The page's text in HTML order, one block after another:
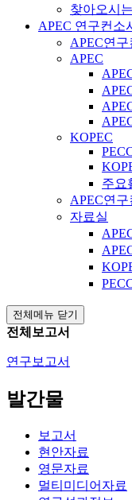
찾아오시
APEC 연구컨소
APEC연
APEC
KOPEC
주요
APEC연
자료실
전체메뉴 닫기
전체보고서
연구보고서
발간물
보고서
현안자료
영문자료
멀티미디어자료